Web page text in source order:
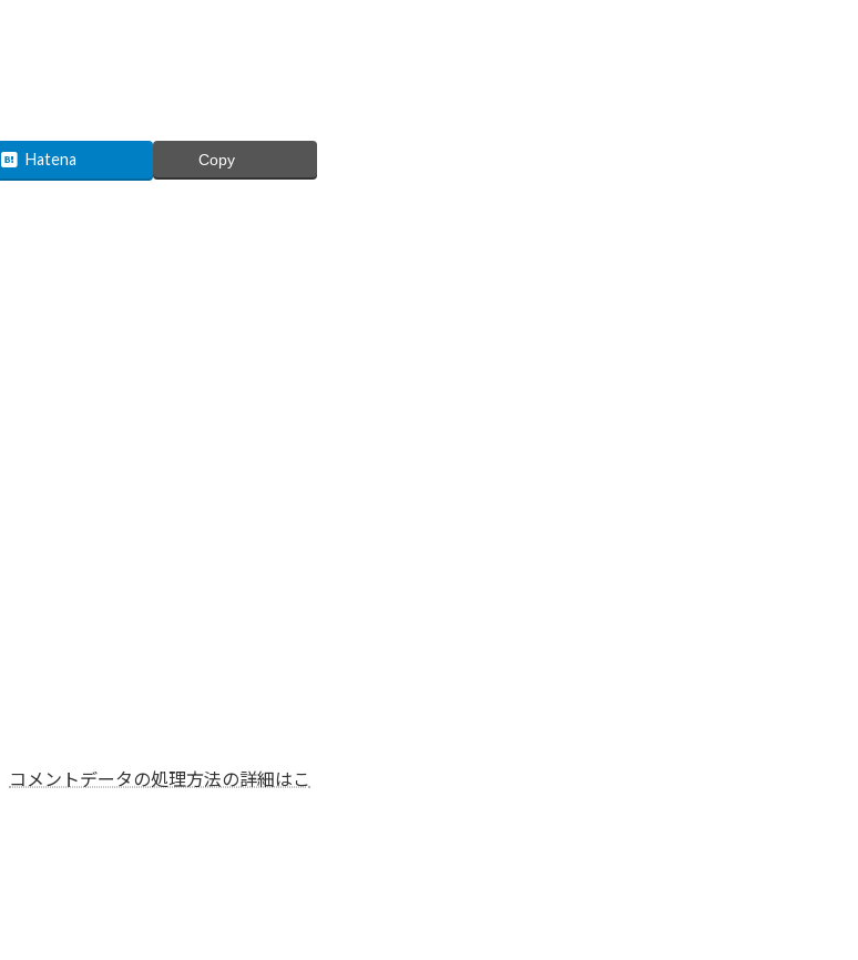
Hatena Copy
コメントデータの処理方法の詳細はこ